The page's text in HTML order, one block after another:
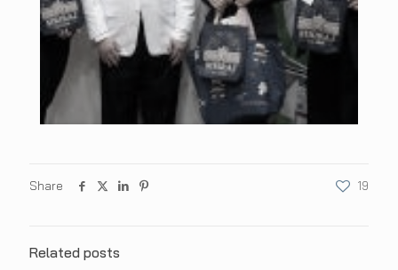
Share 19
Related posts